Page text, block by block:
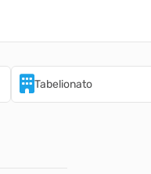
Tabelionato